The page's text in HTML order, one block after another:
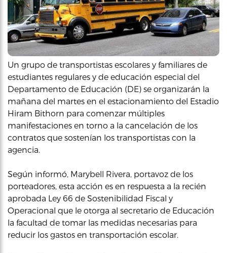
Un grupo de transportistas escolares y familiares de
estudiantes regulares y de educación especial del
Departamento de Educación (DE) se organizarán la
mañana del martes en el estacionamiento del Estadio
Hiram Bithorn para comenzar múltiples
manifestaciones en torno a la cancelación de los
contratos que sostenían los transportistas con la
agencia.
Según informó, Marybell Rivera, portavoz de los
porteadores, esta acción es en respuesta a la recién
aprobada Ley 66 de Sostenibilidad Fiscal y
Operacional que le otorga al secretario de Educación
la facultad de tomar las medidas necesarias para
reducir los gastos en transportación escolar.